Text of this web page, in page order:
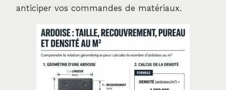
anticiper vos commandes de matériaux.